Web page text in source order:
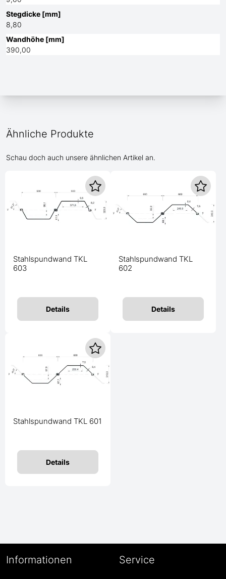
Stegdicke [mm]
8,80
Wandhöhe [mm]
390,00
Ähnliche Produkte
Schau doch auch unsere ähnlichen Artikel an.
Stahlspundwand TKL
603
Details
Stahlspundwand TKL
602
Details
Stahlspundwand TKL 601
Details
Informationen Service